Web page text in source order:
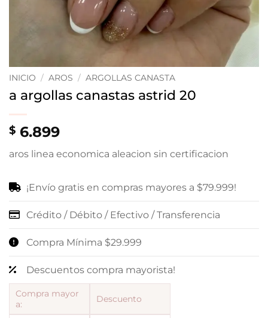
INICIO / AROS / ARGOLLAS CANASTA
a argollas canastas astrid 20
$ 6.899
aros linea economica aleacion sin certificacion
¡Envío gratis en compras mayores a $79.999!
Crédito / Débito / Efectivo / Transferencia
Compra Mínima $29.999
Descuentos compra mayorista!
Compra mayor
a:
Descuento